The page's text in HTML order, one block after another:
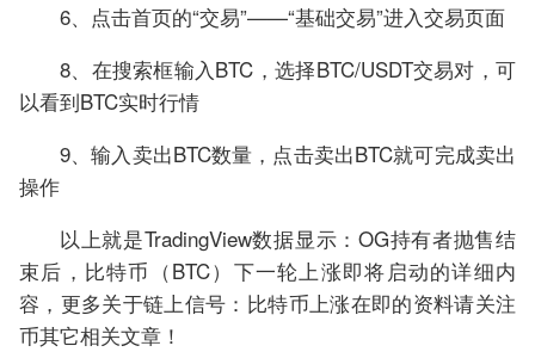
6、点击首页的“交易”——“基础交易”进入交易页面
8、在搜索框输入BTC，选择BTC/USDT交易对，可
以看到BTC实时行情
9、输入卖出BTC数量，点击卖出BTC就可完成卖出
操作
以上就是TradingView数据显示：OG持有者抛售结
束后，比特币（BTC）下一轮上涨即将启动的详细内
容，更多关于链上信号：比特币上涨在即的资料请关注
币其它相关文章！